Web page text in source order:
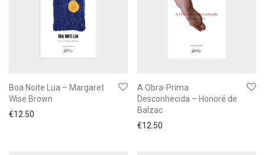
Boa Noite Lua – Margaret
Wise Brown
€12.50
A Obra-Prima
Desconhecida – Honoré de
Balzac
€12.50